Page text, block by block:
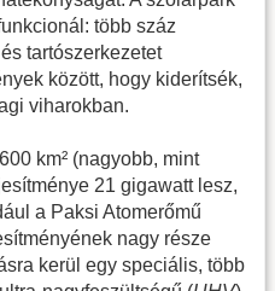
több száz
tartószerkezetet
között, hogy kiderítsék,
viharokban.
km² (nagyobb, mint
21 gigawatt lesz,
a Paksi Atomerőmű
nagy része
kerül egy speciális, több